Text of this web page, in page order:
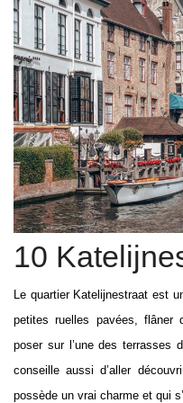
10
Le quartier Katelijnestraat est
petites ruelles pavées, flâner
poser sur l’une des terrasses
conseille aussi d’aller
possède un vrai charme et qui